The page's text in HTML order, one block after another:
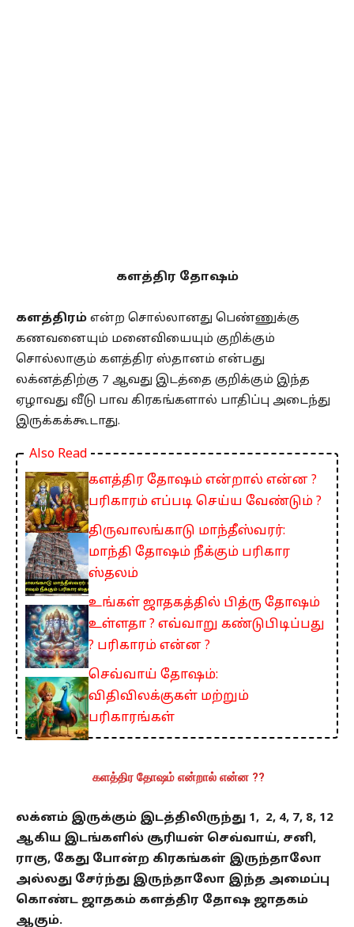
களத்திர தோஷம்
களத்திரம் என்ற சொல்லானது பெண்ணுக்கு
கணவனையும் மனைவியையும் குறிக்கும்
சொல்லாகும் களத்திர ஸ்தானம் என்பது
லக்னத்திற்கு 7 ஆவது இடத்தை குறிக்கும் இந்த
ஏழாவது வீடு பாவ கிரகங்களால் பாதிப்பு அடைந்து
இருக்கக்கூடாது.
Also Read
களத்திர தோஷம் என்றால் என்ன ?
பரிகாரம் எப்படி செய்ய வேண்டும் ?
திருவாலங்காடு மாந்தீஸ்வரர்:
மாந்தி தோஷம் நீக்கும் பரிகார
ஸ்தலம்
உங்கள் ஜாதகத்தில் பித்ரு தோஷம்
உள்ளதா ? எவ்வாறு கண்டுபிடிப்பது
? பரிகாரம் என்ன ?
செவ்வாய் தோஷம்:
விதிவிலக்குகள் மற்றும்
பரிகாரங்கள்
களத்திர தோஷம் என்றால் என்ன ??
லக்னம் இருக்கும் இடத்திலிருந்து 1, 2, 4, 7, 8, 12
ஆகிய இடங்களில் சூரியன் செவ்வாய், சனி,
ராகு, கேது போன்ற கிரகங்கள் இருந்தாலோ
அல்லது சேர்ந்து இருந்தாலோ இந்த அமைப்பு
கொண்ட ஜாதகம் களத்திர தோஷ ஜாதகம்
ஆகும்.